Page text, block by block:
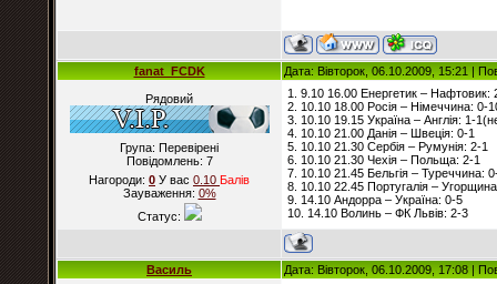
fanat_FCDK Дата: Вівторок, 06.10.2009, 15:21 |
Рядовий
Група: Перевірені
Повідомлень: 7
Нагороди: 0 У вас 0.10 Балiв
Зауваження: 0%
Статус:
1. 9.10 16.00 Енергетик – Нафтовик:
2. 10.10 18.00 Росія – Німеччина: 0-
3. 10.10 19.15 Україна – Англія: 1-
4. 10.10 21.00 Данія – Швеція: 0-1
5. 10.10 21.30 Сербія – Румунія: 2-1
6. 10.10 21.30 Чехія – Польща: 2-1
7. 10.10 21.45 Бельгія – Туреччина:
8. 10.10 22.45 Португалія –
9. 14.10 Андорра – Україна: 0-5
10. 14.10 Волинь – ФК Львів: 2-3
Василь Дата: Вівторок, 06.10.2009, 17:08 |